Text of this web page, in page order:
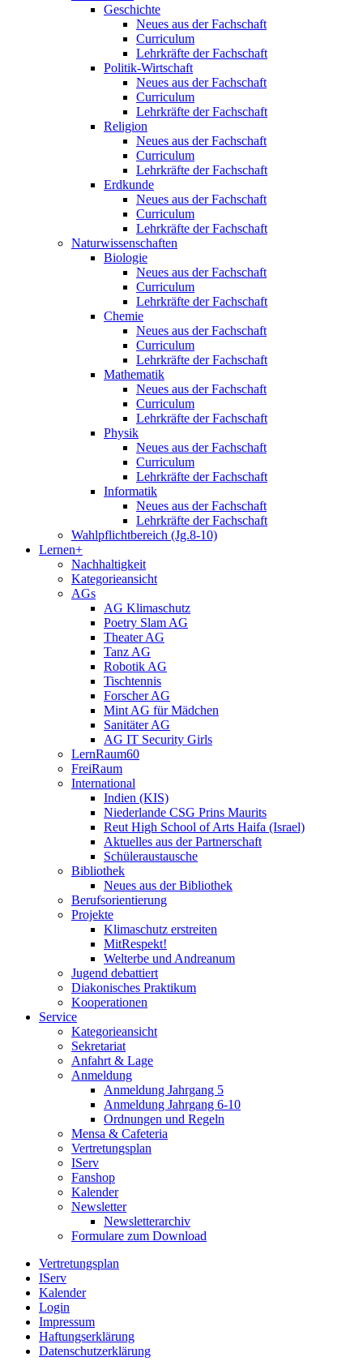
Geschichte
Neues aus der Fachschaft
Curriculum
Lehrkräfte der Fachschaft
Politik-Wirtschaft
Neues aus der Fachschaft
Curriculum
Lehrkräfte der Fachschaft
Religion
Neues aus der Fachschaft
Curriculum
Lehrkräfte der Fachschaft
Erdkunde
Neues aus der Fachschaft
Curriculum
Lehrkräfte der Fachschaft
Naturwissenschaften
Biologie
Neues aus der Fachschaft
Curriculum
Lehrkräfte der Fachschaft
Chemie
Neues aus der Fachschaft
Curriculum
Lehrkräfte der Fachschaft
Mathematik
Neues aus der Fachschaft
Curriculum
Lehrkräfte der Fachschaft
Physik
Neues aus der Fachschaft
Curriculum
Lehrkräfte der Fachschaft
Informatik
Neues aus der Fachschaft
Lehrkräfte der Fachschaft
Wahlpflichtbereich (Jg.8-10)
Lernen+
Nachhaltigkeit
Kategorieansicht
AGs
AG Klimaschutz
Poetry Slam AG
Theater AG
Tanz AG
Robotik AG
Tischtennis
Forscher AG
Mint AG für Mädchen
Sanitäter AG
AG IT Security Girls
LernRaum60
FreiRaum
International
Indien (KIS)
Niederlande CSG Prins Maurits
Reut High School of Arts Haifa (Israel)
Aktuelles aus der Partnerschaft
Schüleraustausche
Bibliothek
Neues aus der Bibliothek
Berufsorientierung
Projekte
Klimaschutz erstreiten
MitRespekt!
Welterbe und Andreanum
Jugend debattiert
Diakonisches Praktikum
Kooperationen
Service
Kategorieansicht
Sekretariat
Anfahrt & Lage
Anmeldung
Anmeldung Jahrgang 5
Anmeldung Jahrgang 6-10
Ordnungen und Regeln
Mensa & Cafeteria
Vertretungsplan
IServ
Fanshop
Kalender
Newsletter
Newsletterarchiv
Formulare zum Download
Vertretungsplan
IServ
Kalender
Login
Impressum
Haftungserklärung
Datenschutzerklärung